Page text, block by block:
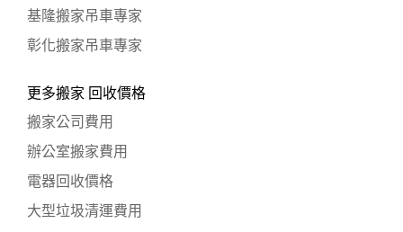
基隆搬家吊車專家
彰化搬家吊車專家
更多搬家 回收價格
搬家公司費用
辦公室搬家費用
電器回收價格
大型垃圾清運費用